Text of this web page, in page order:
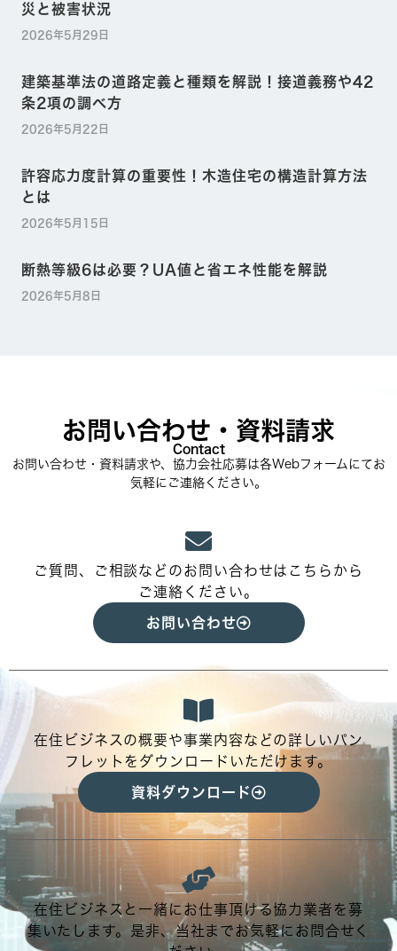
災と被害状況
2026年5月29日
建築基準法の道路定義と種類を解説！接道義務や42
条2項の調べ方
2026年5月22日
許容応力度計算の重要性！木造住宅の構造計算方法
とは
2026年5月15日
断熱等級6は必要？UA値と省エネ性能を解説
2026年5月8日
お問い合わせ・資料請求
Contact
お問い合わせ・資料請求や、協力会社応募は各Webフォームにてお
気軽にご連絡ください。
ご質問、ご相談などのお問い合わせはこちらから
ご連絡ください。
お問い合わせ
在住ビジネスの概要や事業内容などの詳しいパン
フレットをダウンロードいただけます。
資料ダウンロード
在住ビジネスと一緒にお仕事頂ける協力業者を募
集いたします。是非、当社までお気軽にお問合せく